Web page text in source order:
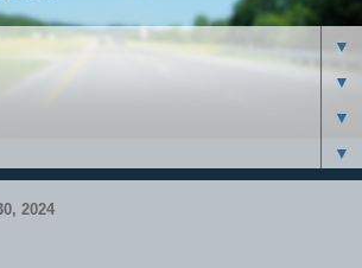
▼
▼
▼
▼
2024